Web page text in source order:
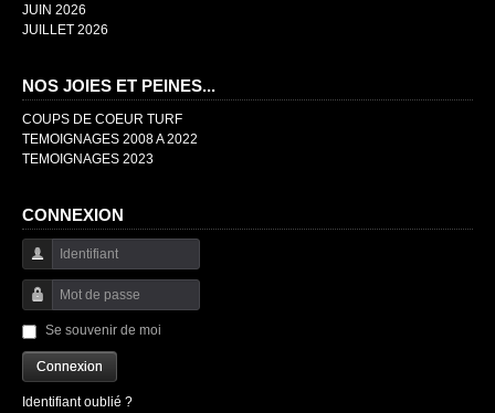
JUIN 2026
JUILLET 2026
NOS JOIES ET PEINES...
COUPS DE COEUR TURF
TEMOIGNAGES 2008 A 2022
TEMOIGNAGES 2023
CONNEXION
Identifiant
Mot de passe
Se souvenir de moi
Connexion
Identifiant oublié ?